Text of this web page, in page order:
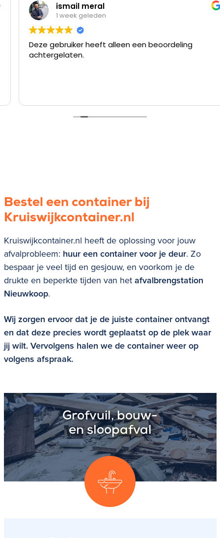
ismail meral
1 week geleden
Deze gebruiker heeft alleen een beoordeling
achtergelaten.
Bestel een container bij
Kruiswijkcontainer.nl
Kruiswijkcontainer.nl heeft de oplossing voor jouw
afvalprobleem: huur een container voor je deur. Zo
bespaar je veel tijd en gesjouw, en voorkom je de
drukte en beperkte tijden van hetafvalbrengstation
Nieuwkoop.
Wij zorgen ervoor dat je de juiste container ontvangt
en dat deze precies wordt geplaatst op de plek waar
jij wilt. Vervolgens halen we de container weer op
volgens afspraak.
Grofvuil, bouw-
en sloopafval